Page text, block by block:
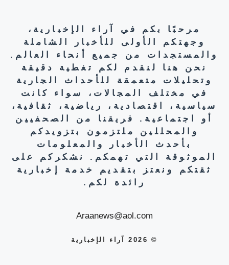
مرحبًا بكم في آراء الإخبارية،
وجهتكم الأولى للأخبار الشاملة
والمستجدات من جميع أنحاء العالم.
نحن هنا لنقدم لكم تغطية دقيقة
وتحليلات متعمقة للأحداث الجارية
في مختلف المجالات، سواء كانت
سياسية، اقتصادية، رياضية، ثقافية،
أو اجتماعية. فريقنا من الصحفيين
والمحللين ملتزمون بتزويدكم
بأحدث الأخبار والمعلومات
الموثوقة التي تهمكم. نشكركم على
ثقتكم ونعتز بتقديم خدمة إخبارية
رائدة لكم.
Araanews@aol.com
© 2026 آراء الإخبارية